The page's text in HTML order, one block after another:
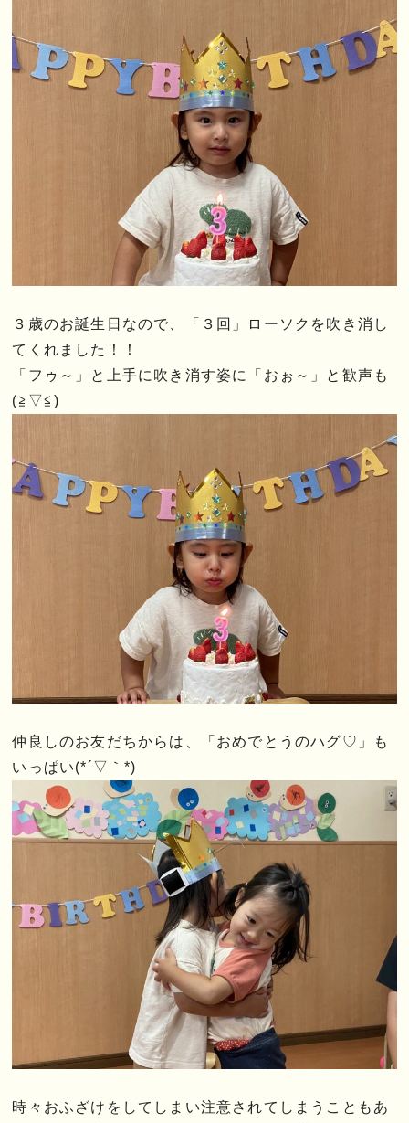
３歳のお誕生日なので、「３回」ローソクを吹き消し
てくれました！！
「フゥ～」と上手に吹き消す姿に「おぉ～」と歓声も
(≧▽≦)
仲良しのお友だちからは、「おめでとうのハグ♡」も
いっぱい(*´▽｀*)
時々おふざけをしてしまい注意されてしまうこともあ